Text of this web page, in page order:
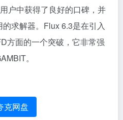
户中获得了良好的口碑，并
求解器。Flux 6.3是在引入
方面的一个突破，它非常强
。
克网盘